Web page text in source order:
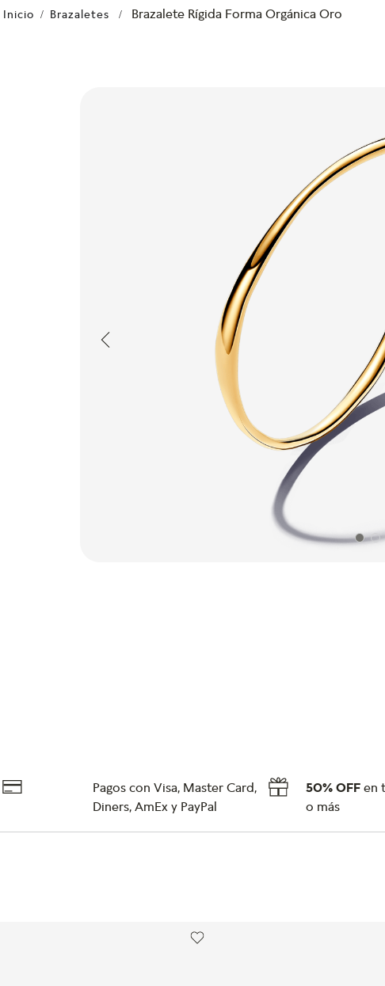
Brazaletes Brazalete Rígida Forma Orgánica Oro
Pagos con Visa, Master Card,
Diners, AmEx y PayPal
50% OFFen
o más